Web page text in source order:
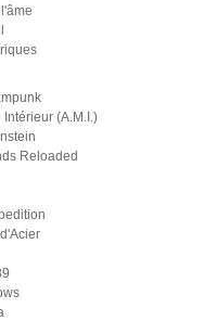
(A.M.I.)
Reloaded